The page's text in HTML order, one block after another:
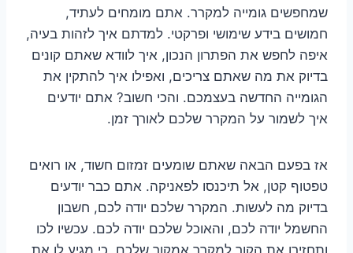
שמחפשים גומייה למקרר. אתם מומחים לעתיד,
חמושים בידע שימושי ופרקטי. למדתם איך לזהות בעיה,
איפה לחפש את הפתרון הנכון, איך לוודא שאתם קונים
בדיוק את מה שאתם צריכים, ואפילו איך להתקין את
הגומייה החדשה בעצמכם. והכי חשוב? אתם יודעים
איך לשמור על המקרר שלכם לאורך זמן.
אז בפעם הבאה שאתם שומעים זמזום חשוד, או רואים
טפטוף קטן, אל תיכנסו לפאניקה. אתם כבר יודעים
בדיוק מה לעשות. המקרר שלכם יודה לכם, חשבון
החשמל יודה לכם, והאוכל שלכם יודה לכם. עכשיו לכו
ותחזירו את הקור למקרר אמקור שלכם, כי מגיע לו את